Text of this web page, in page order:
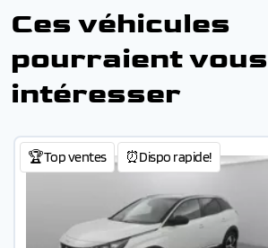
Ces véhicules
pourraient vous
intéresser
🏆Top ventes ⏰Dispo rapide!